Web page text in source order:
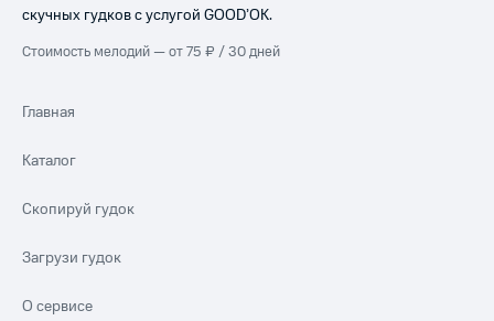
скучных гудков с услугой GOOD’OK.
Стоимость мелодий — от 75 ₽ / 30 дней
Главная
Каталог
Скопируй гудок
Загрузи гудок
О сервисе